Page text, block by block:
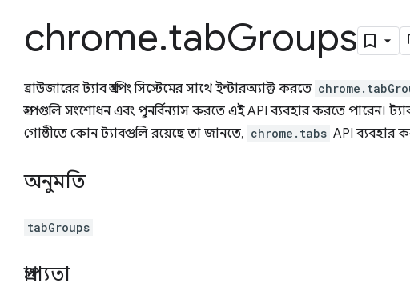
chrome.tabGroups
ব্রাউজারের ট্যাব গ্রুপিং সিস্টেমের সাথে ইন্টারঅ্যাক্ট করতে
গ্রুপগুলি সংশোধন এবং পুনর্বিন্যাস করতে এই API ব্যবহার করতে পারেন।
গোষ্ঠীতে কোন ট্যাবগুলি রয়েছে তা জানতে, chrome.tabs API ব্যবহার
অনুমতি
tabGroups
প্রাপ্যতা